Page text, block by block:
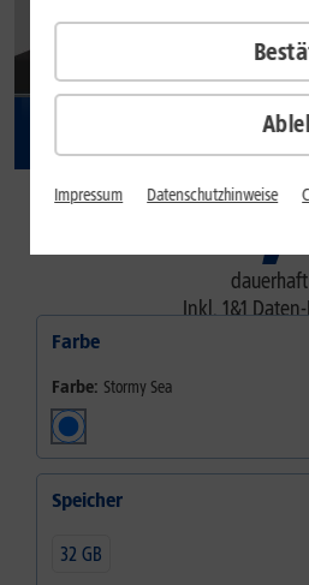
19,
dauerhaft
Inkl.1&1
Farbe
Farbe: Stormy Sea
Speicher
32 GB
Impressum Datenschutzhinweise